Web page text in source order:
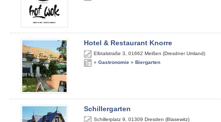
Hotel & Restaurant Knorre
Elbtalstraße 3 01662 Meißen (Dresdner Umland)
» Gastronomie » Biergarten
Schillergarten
Schillerplatz 9 01309 Dresden (Blasewitz)